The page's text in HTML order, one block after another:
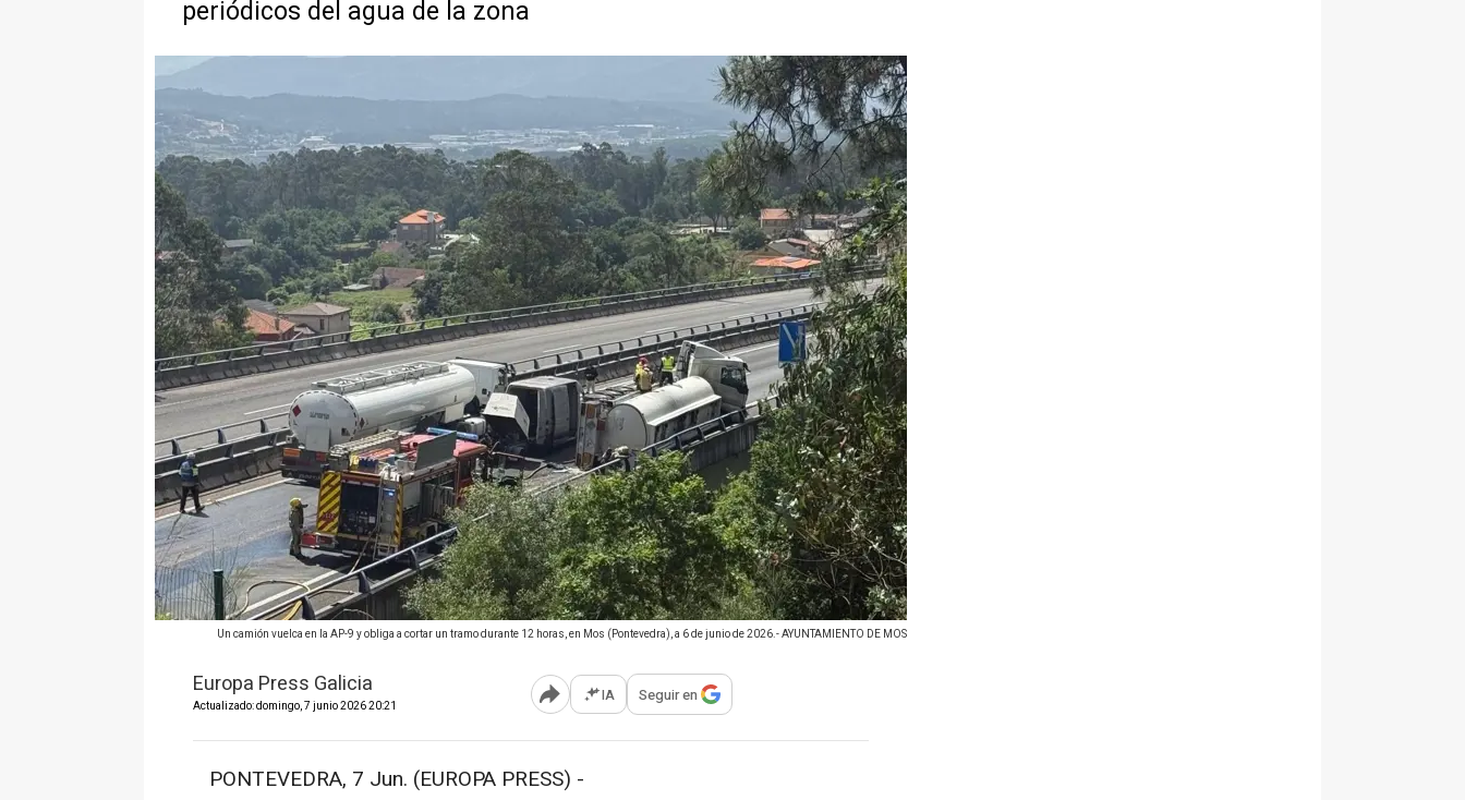
periódicos del agua de la zona
Un camión vuelca en la AP-9 y obliga a cortar un tramo durante 12 horas, en Mos (Pontevedra), a 6 de junio de 2026.- AYUNTAMIENTO DE MOS
Europa Press Galicia
Actualizado: domingo, 7 junio 2026 20:21 Abrir opciones para compartir
IA Seguir en
PONTEVEDRA, 7 Jun. (EUROPA PRESS) -